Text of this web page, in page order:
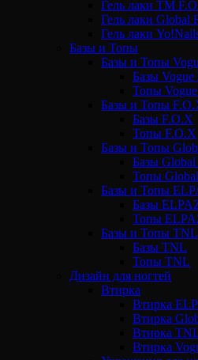
Гель лаки ТМ
Гель лаки Global
Гель лаки
Базы и Топы
Базы и Топы
Базы Vogue
Топы
Базы и Топы
Базы F.O.X
Топы F.O.X
Базы и Топы
Базы Global
Топы
Базы и Топы
Базы
Топы
Базы и Топы TNL
Базы TNL
Топы TNL
Дизайн для ногтей
Втирка
Втирка
Втирка
Втирка
Втирка